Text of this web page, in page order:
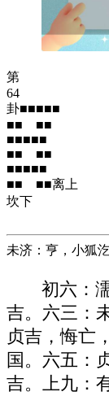
第
64
卦■■■■■
■■ ■■
■■■■■
■■ ■■
■■■■■
■■ ■■离上
坎下
未济：亨，小狐
初六：
吉。六三：
贞吉，悔亡
国。六五：
吉。上九：